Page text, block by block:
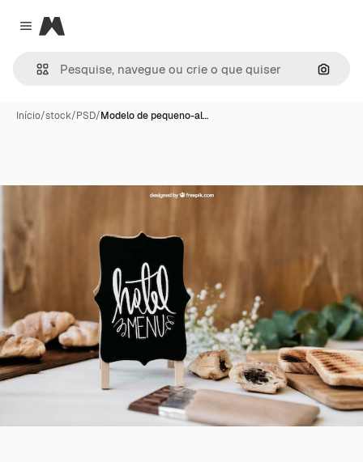
Close menu
Magnific
Início/stock/PSD/Modelo de pequeno-al…